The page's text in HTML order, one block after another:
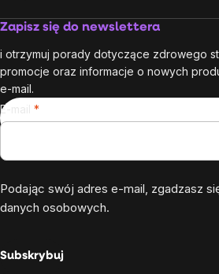
Zapisz się do newslettera
i otrzymuj porady dotyczące zdrowego
promocje oraz informacje o nowych
e-mail.
E-mail
Podając swój adres e-mail, zgadzasz
danych osobowych.
Subskrybuj